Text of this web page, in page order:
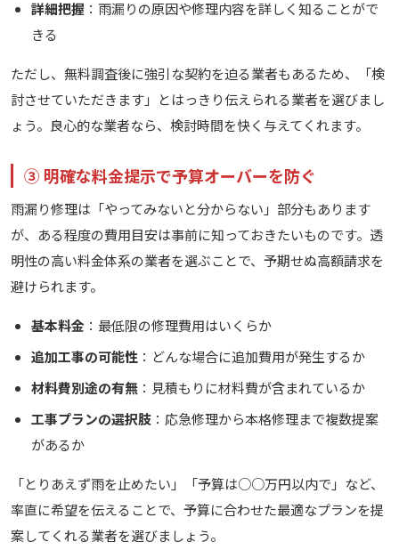
詳細把握：雨漏りの原因や修理内容を詳しく知ることがで
きる
ただし、無料調査後に強引な契約を迫る業者もあるため、「検
討させていただきます」とはっきり伝えられる業者を選びまし
ょう。良心的な業者なら、検討時間を快く与えてくれます。
③ 明確な料金提示で予算オーバーを防ぐ
雨漏り修理は「やってみないと分からない」部分もあります
が、ある程度の費用目安は事前に知っておきたいものです。透
明性の高い料金体系の業者を選ぶことで、予期せぬ高額請求を
避けられます。
基本料金 ：最低限の修理費用はいくらか
追加工事の可能性 ：どんな場合に追加費用が発生するか
材料費別途の有無：見積もりに材料費が含まれているか
工事プランの選択肢：応急修理から本格修理まで複数提案
があるか
「とりあえず雨を止めたい」「予算は○○万円以内で」など、
率直に希望を伝えることで、予算に合わせた最適なプランを提
案してくれる業者を選びましょう。